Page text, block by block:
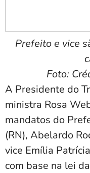
Prefeito e vice
Foto:
A Presidente do
ministra Rosa
mandatos do
(RN), Abelardo
vice Emília
com base na lei